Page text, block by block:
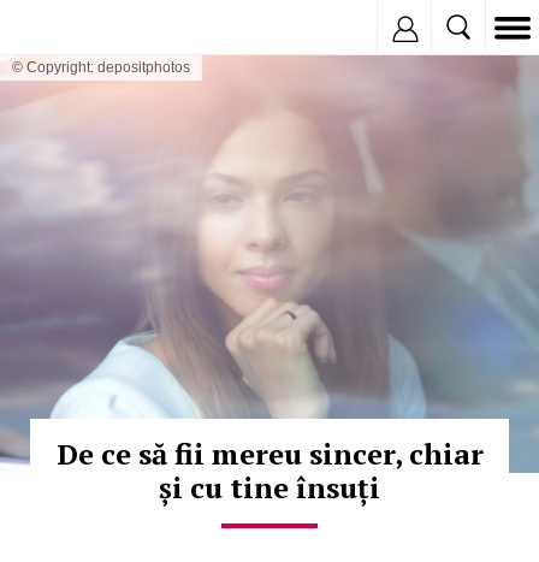
© Copyright: depositphotos
De ce să fii mereu sincer, chiar
și cu tine însuți